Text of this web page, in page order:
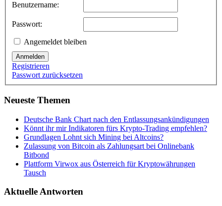
Benutzername:
Passwort:
Angemeldet bleiben
Anmelden
Registrieren
Passwort zurücksetzen
Neueste Themen
Deutsche Bank Chart nach den Entlassungsankündigungen
Könnt ihr mir Indikatoren fürs Krypto-Trading empfehlen?
Grundlagen Lohnt sich Mining bei Altcoins?
Zulassung von Bitcoin als Zahlungsart bei Onlinebank
Bitbond
Plattform Virwox aus Österreich für Kryptowährungen
Tausch
Aktuelle Antworten